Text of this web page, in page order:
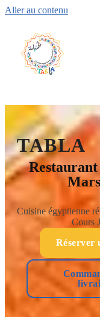
Aller au contenu
TABLA
Cuisine égyptienne
Cours
Réserver